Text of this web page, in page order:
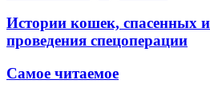
Истории кошек, спасенных
проведения спецоперации
Самое читаемое